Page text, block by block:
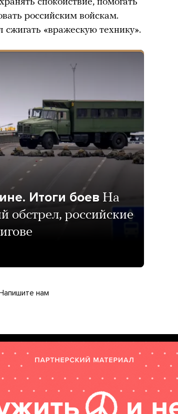
спокойствие, помогать
российским войскам.
«вражескую технику».
Итоги боев На
обстрел, российские
нам